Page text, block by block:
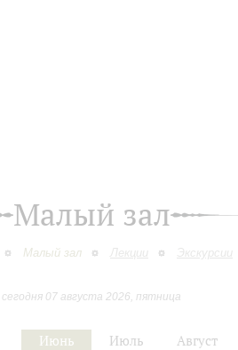
Малый зал
Малый зал Лекции Экскурсии
сегодня 07 августа 2026, пятница
Июнь Июль Август